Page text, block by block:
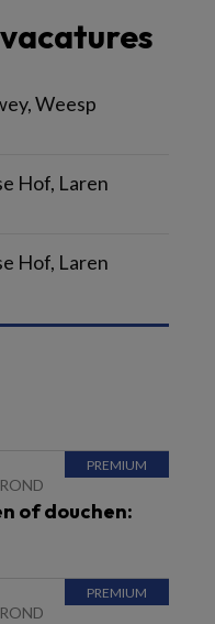
Weesp
Hof, Laren
Hof, Laren
of douchen: